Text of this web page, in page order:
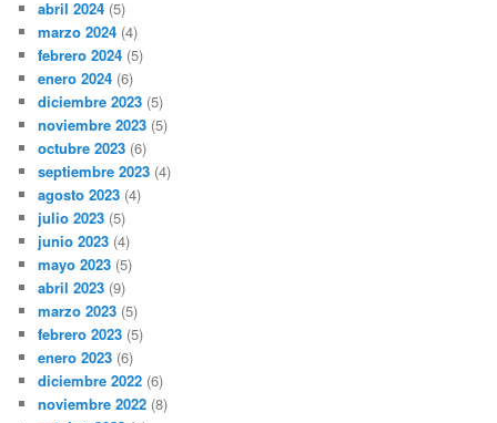
abril 2024 (5)
marzo 2024 (4)
febrero 2024 (5)
enero 2024 (6)
diciembre 2023 (5)
noviembre 2023 (5)
octubre 2023 (6)
septiembre 2023 (4)
agosto 2023 (4)
julio 2023 (5)
junio 2023 (4)
mayo 2023 (5)
abril 2023 (9)
marzo 2023 (5)
febrero 2023 (5)
enero 2023 (6)
diciembre 2022 (6)
noviembre 2022 (8)